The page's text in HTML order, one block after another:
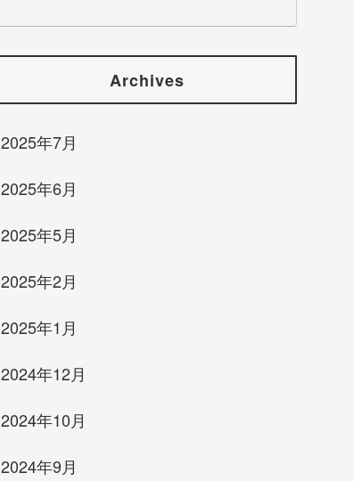
Archives
2025年7月
2025年6月
2025年5月
2025年2月
2025年1月
2024年12月
2024年10月
2024年9月